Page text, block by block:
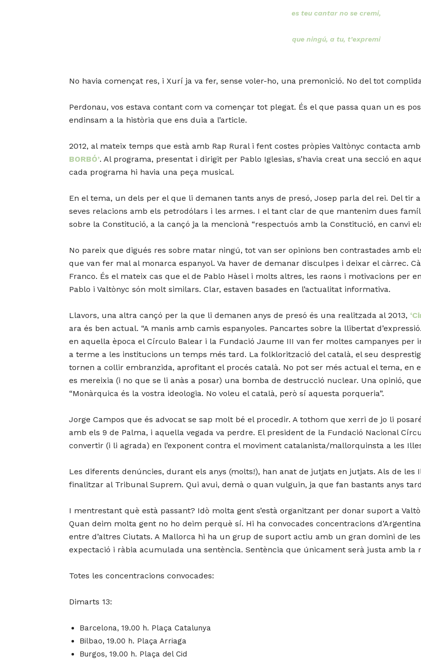
es teu cantar no se cremi,
que ningú, a tu, t’expremi
No havia començat res, i Xurí ja va fer, sense voler-ho, una premonició. No del tot
Perdonau, vos estava contant com va començar tot plegat. És el que passa quan un es
endinsam a la història que ens duia a l’article.
2012, al mateix temps que està amb Rap Rural i fent costes pròpies Valtònyc contacta
BORBÓ’. Al programa, presentat i dirigit per Pablo Iglesias, s’havia creat una secció en
cada programa hi havia una peça musical.
En el tema, un dels per el que li demanen tants anys de presó, Josep parla del rei. Del tir
seves relacions amb els petrodólars i les armes. I el tant clar de que mantenim dues
sobre la Constitució, a la cançó ja la mencionà “respectuós amb la Constitució, en canvi
No pareix que digués res sobre matar ningú, tot van ser opinions ben contrastades amb
que van fer mal al monarca espanyol. Va haver de demanar disculpes i deixar el càrrec.
Franco. És el mateix cas que el de Pablo Hàsel i molts altres, les raons i motivacions per
Pablo i Valtònyc són molt similars. Clar, estaven basades en l’actualitat informativa.
Llavors, una altra cançó per la que li demanen anys de presó és una realitzada al 2013,
ara és ben actual. “A manis amb camis espanyoles. Pancartes sobre la llibertat
en aquella època el Círculo Balear i la Fundació Jaume III van fer moltes campanyes per
a terme a les institucions un temps més tard. La folklorització del català, el seu
tornen a collir embranzida, aprofitant el procés català. No pot ser més actual el tema, en
es mereixia (i no que se li anàs a posar) una bomba de destrucció nuclear. Una opinió,
“Monàrquica és la vostra ideologia. No voleu el català, però sí aquesta porqueria”.
Jorge Campos que és advocat se sap molt bé el procedir. A tothom que xerri de jo li
amb els 9 de Palma, i aquella vegada va perdre. El president de la Fundació Nacional
convertir (i li agrada) en l’exponent contra el moviment catalanista/mallorquinsta a les
Les diferents denúncies, durant els anys (molts!), han anat de jutjats en jutjats. Als de les
finalitzar al Tribunal Suprem. Qui avui, demà o quan vulguin, ja que fan bastants anys
I mentrestant què està passant? Idò molta gent s’està organitzant per donar suport a
Quan deim molta gent no ho deim perquè sí. Hi ha convocades concentracions
entre d’altres Ciutats. A Mallorca hi ha un grup de suport actiu amb un gran domini de
expectació i ràbia acumulada una sentència. Sentència que únicament serà justa amb la
Totes les concentracions convocades:
Dimarts 13:
Barcelona, 19.00 h. Plaça Catalunya
Bilbao, 19.00 h. Plaça Arriaga
Burgos, 19.00 h. Plaça del Cid